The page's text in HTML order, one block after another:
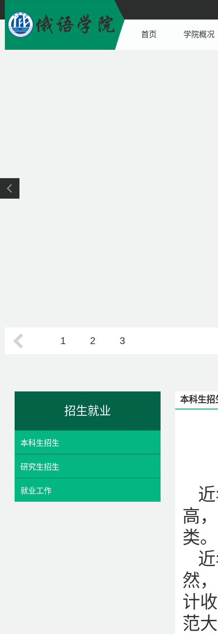
首页 学院概况
1 2 3
招生就业
本科生招生
研究生招生
就业工作
本科生招
高
类。
然
计
范